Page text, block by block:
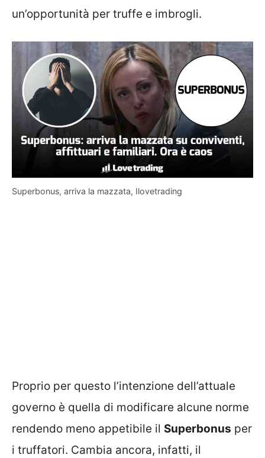
un’opportunità per truffe e imbrogli.
Superbonus, arriva la mazzata, Ilovetrading
Proprio per questo l’intenzione dell’attuale
governo è quella di modificare alcune norme
rendendo meno appetibile il Superbonus per
i truffatori. Cambia ancora, infatti, il